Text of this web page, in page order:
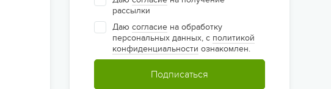
рассылки
Даю согласие на обработку
персональных данных, с политикой
конфиденциальности ознакомлен.
Подписаться